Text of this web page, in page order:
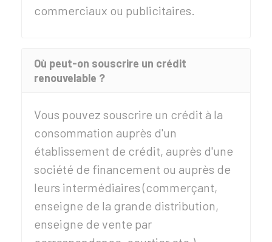
commerciaux ou publicitaires.
Où peut-on souscrire un crédit
renouvelable ?
Vous pouvez souscrire un crédit à la
consommation auprès d'un
établissement de crédit, auprès d'une
société de financement ou auprès de
leurs intermédiaires (commerçant,
enseigne de la grande distribution,
enseigne de vente par